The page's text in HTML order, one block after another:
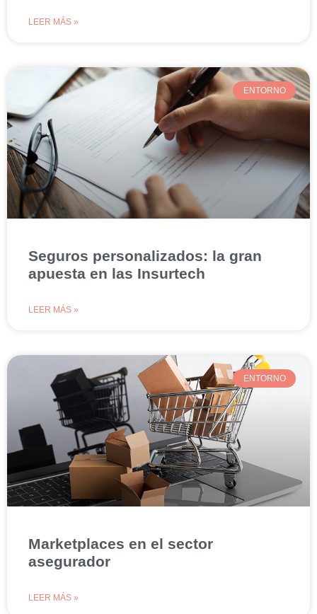
LEER MÁS »
ENTORNO
Seguros personalizados: la gran
apuesta en las Insurtech
LEER MÁS »
ENTORNO
Marketplaces en el sector
asegurador
LEER MÁS »